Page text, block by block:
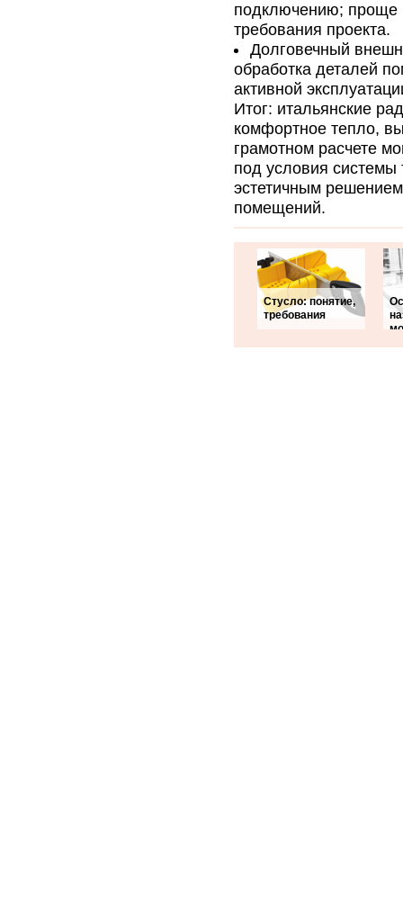
подключению; проще
требования проекта.
Долговечный
обработка деталей
активной
Итог: итальянские
комфортное тепло,
грамотном расчете
под условия
эстетичным
помещений.
Стусло: понятие,
требования